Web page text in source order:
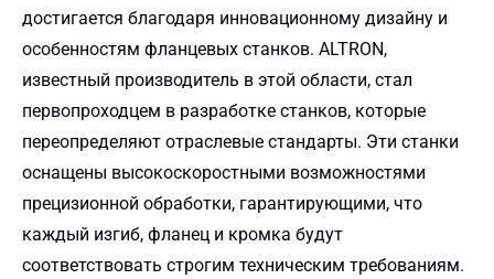
достигается благодаря инновационному дизайну и
особенностям фланцевых станков. ALTRON,
известный производитель в этой области, стал
первопроходцем в разработке станков, которые
переопределяют отраслевые стандарты. Эти станки
оснащены высокоскоростными возможностями
прецизионной обработки, гарантирующими, что
каждый изгиб, фланец и кромка будут
соответствовать строгим техническим требованиям.